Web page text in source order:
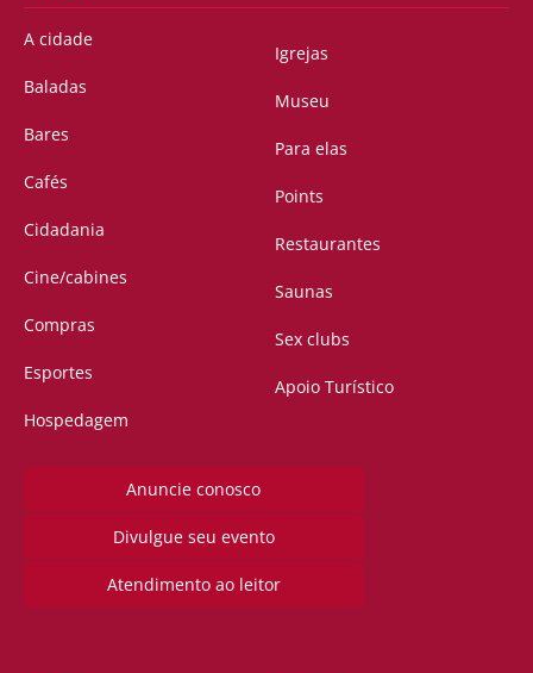
A cidade
Baladas
Bares
Cafés
Cidadania
Cine/cabines
Compras
Esportes
Hospedagem
Igrejas
Museu
Para elas
Points
Restaurantes
Saunas
Sex clubs
Apoio Turístico
Anuncie conosco
Divulgue seu evento
Atendimento ao leitor